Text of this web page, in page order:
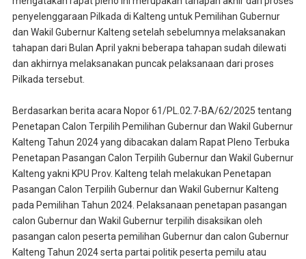
penyelenggaraan Pilkada di Kalteng untuk Pemilihan Gubernur
dan Wakil Gubernur Kalteng setelah sebelumnya melaksanakan
tahapan dari Bulan April yakni beberapa tahapan sudah dilewati
dan akhirnya melaksanakan puncak pelaksanaan dari proses
Pilkada tersebut.
Berdasarkan berita acara Nopor 61/PL.02.7-BA/62/2025 tentang
Penetapan Calon Terpilih Pemilihan Gubernur dan Wakil Gubernur
Kalteng Tahun 2024 yang dibacakan dalam Rapat Pleno Terbuka
Penetapan Pasangan Calon Terpilih Gubernur dan Wakil Gubernur
Kalteng yakni KPU Prov. Kalteng telah melakukan Penetapan
Pasangan Calon Terpilih Gubernur dan Wakil Gubernur Kalteng
pada Pemilihan Tahun 2024. Pelaksanaan penetapan pasangan
calon Gubernur dan Wakil Gubernur terpilih disaksikan oleh
pasangan calon peserta pemilihan Gubernur dan calon Gubernur
Kalteng Tahun 2024 serta partai politik peserta pemilu atau